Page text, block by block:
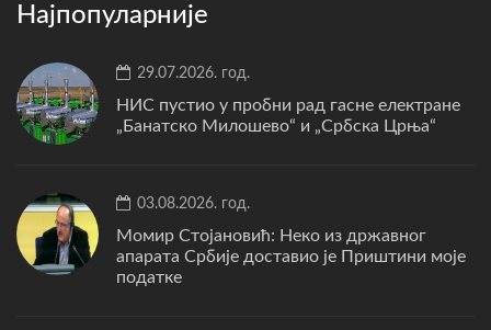
Најпопуларније
29.07.2026. год.
НИС пустио у пробни рад гасне електране
„Банатско Милошево“ и „Србска Црња“
03.08.2026. год.
Момир Стојановић: Неко из државног
апарата Србије доставио је Приштини моје
податке